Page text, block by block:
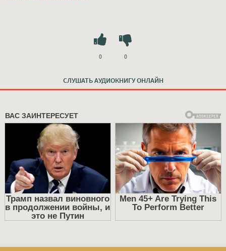
СЛУШАТЬ АУДИОКНИГУ ОНЛАЙН
0 0